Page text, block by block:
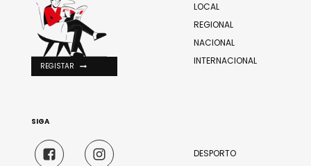
LOCAL
REGIONAL
NACIONAL
INTERNACIONAL
DESPORTO
REGISTAR
SIGA